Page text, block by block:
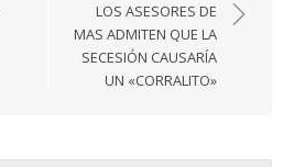
LOS ASESORES DE
MAS ADMITEN QUE LA
SECESIÓN CAUSARÍA
UN «CORRALITO»